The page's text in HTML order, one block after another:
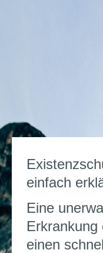
einfach
Eine
einen